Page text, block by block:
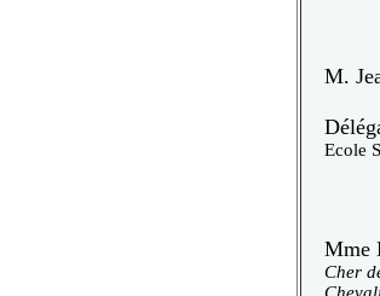
M.
Ecole
Mme
Cher